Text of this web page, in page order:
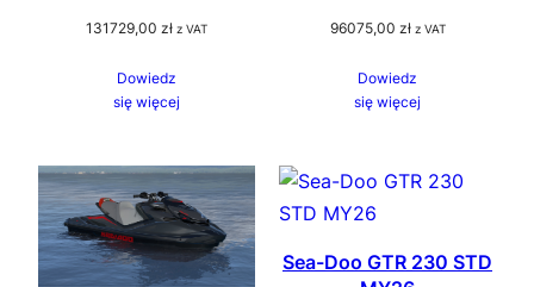
131729,00 zł z VAT
Dowiedz
się więcej
96075,00 zł z VAT
Dowiedz
się więcej
Sea-Doo GTR 230 STD